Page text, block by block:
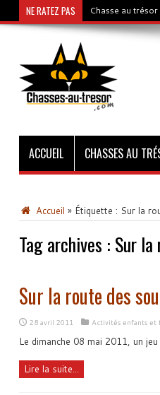
NE RATEZ PAS Chasse au
ACCUEIL CHASSES AU
Accueil » Étiquette : Sur la
Tag archives : Sur la
Sur la route des
28 avril 2011 Activités enfants et
Le dimanche 08 mai 2011, un
Lire la suite...